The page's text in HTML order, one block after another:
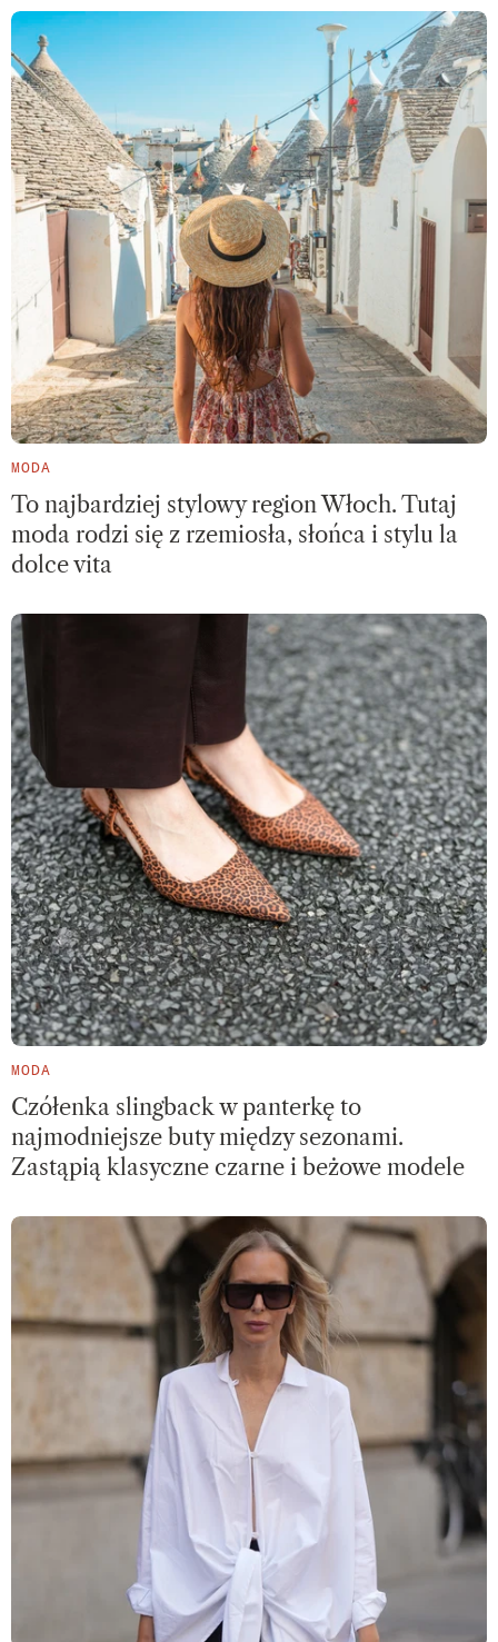
MODA
To najbardziej stylowy region Włoch. Tutaj
moda rodzi się z rzemiosła, słońca i stylu la
dolce vita
MODA
Czółenka slingback w panterkę to
najmodniejsze buty między sezonami.
Zastąpią klasyczne czarne i beżowe modele